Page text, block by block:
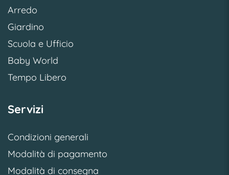
Arredo
Giardino
Scuola e Ufficio
Baby World
Tempo Libero
Servizi
Condizioni generali
Modalità di pagamento
Modalità di consegna